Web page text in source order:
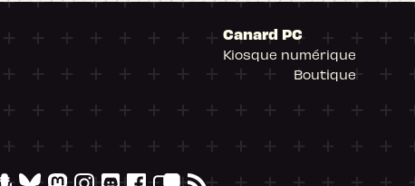
Canard PC
Kiosque numérique
Boutique
la conformité avec les